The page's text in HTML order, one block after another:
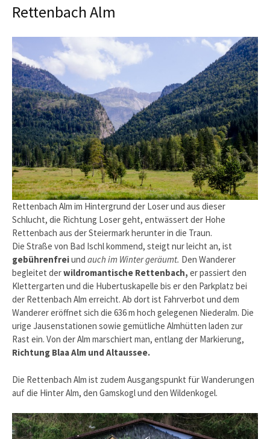
Rettenbach Alm
Rettenbach Alm im Hintergrund der Loser und aus dieser
Schlucht, die Richtung Loser geht, entwässert der Hohe
Rettenbach aus der Steiermark herunter in die Traun.
Die Straße von Bad Ischl kommend, steigt nur leicht an, ist
gebührenfreiund auch im Winter geräumt. Den Wanderer
begleitet derwildromantische Rettenbach, er passiert den
Klettergarten und die Hubertuskapelle bis er den Parkplatz bei
der Rettenbach Alm erreicht. Ab dort ist Fahrverbot und dem
Wanderer eröffnet sich die 636 m hoch gelegenen Niederalm. Die
urige Jausenstationen sowie gemütliche Almhütten laden zur
Rast ein. Von der Alm marschiert man, entlang der Markierung,
Richtung Blaa Alm und Altaussee.
Die Rettenbach Alm ist zudem Ausgangspunkt für Wanderungen
auf die Hinter Alm, den Gamskogl und den Wildenkogel.